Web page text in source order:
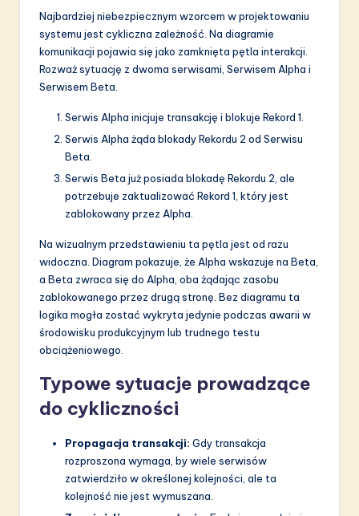
Najbardziej niebezpiecznym wzorcem w projektowaniu
systemu jest cykliczna zależność. Na diagramie
komunikacji pojawia się jako zamknięta pętla interakcji.
Rozważ sytuację z dwoma serwisami, Serwisem Alpha i
Serwisem Beta.
Serwis Alpha inicjuje transakcję i blokuje Rekord 1.
Serwis Alpha żąda blokady Rekordu 2 od Serwisu
Beta.
Serwis Beta już posiada blokadę Rekordu 2, ale
potrzebuje zaktualizować Rekord 1, który jest
zablokowany przez Alpha.
Na wizualnym przedstawieniu ta pętla jest od razu
widoczna. Diagram pokazuje, że Alpha wskazuje na Beta,
a Beta zwraca się do Alpha, oba żądając zasobu
zablokowanego przez drugą stronę. Bez diagramu ta
logika mogła zostać wykryta jedynie podczas awarii w
środowisku produkcyjnym lub trudnego testu
obciążeniowego.
Typowe sytuacje prowadzące
do cykliczności
Propagacja transakcji: Gdy transakcja
rozproszona wymaga, by wiele serwisów
zatwierdziło w określonej kolejności, ale ta
kolejność nie jest wymuszana.